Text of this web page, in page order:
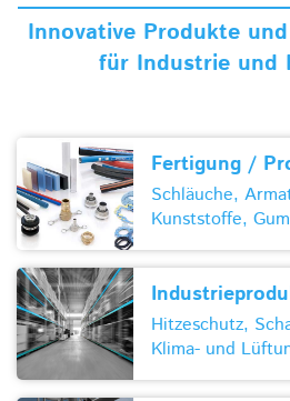
Innovative Produkte
für Industrie und
Fertigung /
Schläuche,
Kunststoffe,
Hitzeschutz,
Klima- und